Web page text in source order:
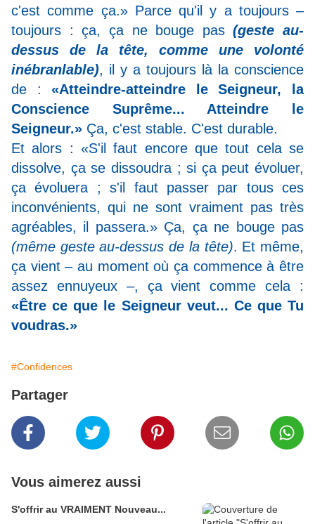
c'est comme ça.» Parce qu'il y a toujours –
toujours : ça, ça ne bouge pas(geste au-
dessus de la tête, comme une volonté
inébranlable), il y a toujours là la conscience
de : «Atteindre-atteindre le Seigneur, la
Conscience Suprême... Atteindre le
Seigneur.» Ça, c'est stable. C'est durable.
Et alors : «S'il faut encore que tout cela se
dissolve, ça se dissoudra ; si ça peut évoluer,
ça évoluera ; s'il faut passer par tous ces
inconvénients, qui ne sont vraiment pas très
agréables, il passera.» Ça, ça ne bouge pas
(même geste au-dessus de la tête). Et même,
ça vient – au moment où ça commence à être
assez ennuyeux –, ça vient comme cela :
«Être ce que le Seigneur veut... Ce que Tu
voudras.»
#Confidences
Partager
Vous aimerez aussi
S'offrir au VRAIMENT Nouveau...